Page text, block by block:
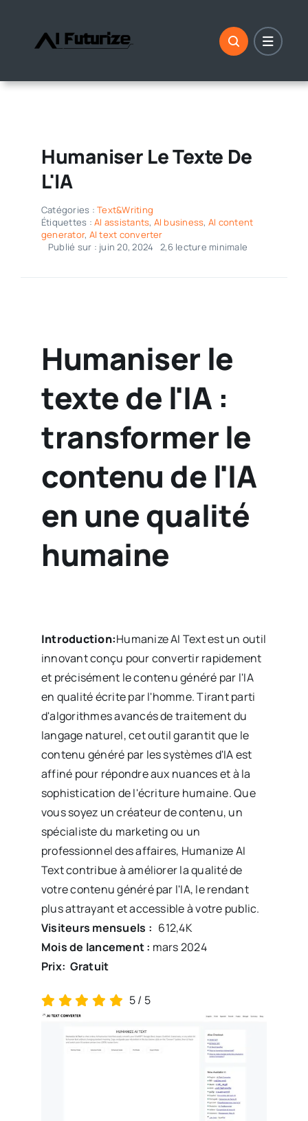
contenu
Humaniser Le Texte De
L'IA
Catégories :Text&Writing
Étiquettes :AI assistants, AI business, AI content
generator, AI text converter
Publié sur : juin 20, 2024
2,6 lecture minimale
Humaniser le
texte de l'IA :
transformer le
contenu de l'IA
en une qualité
humaine
Introduction:Humanize AI Text est un outil
innovant conçu pour convertir rapidement
et précisément le contenu généré par l'IA
en qualité écrite par l'homme. Tirant parti
d'algorithmes avancés de traitement du
langage naturel, cet outil garantit que le
contenu généré par les systèmes d'IA est
affiné pour répondre aux nuances et à la
sophistication de l'écriture humaine. Que
vous soyez un créateur de contenu, un
spécialiste du marketing ou un
professionnel des affaires, Humanize AI
Text contribue à améliorer la qualité de
votre contenu généré par l'IA, le rendant
plus attrayant et accessible à votre public.
Visiteurs mensuels : 612,4K
Mois de lancement : mars 2024
Prix: Gratuit
5/ 5